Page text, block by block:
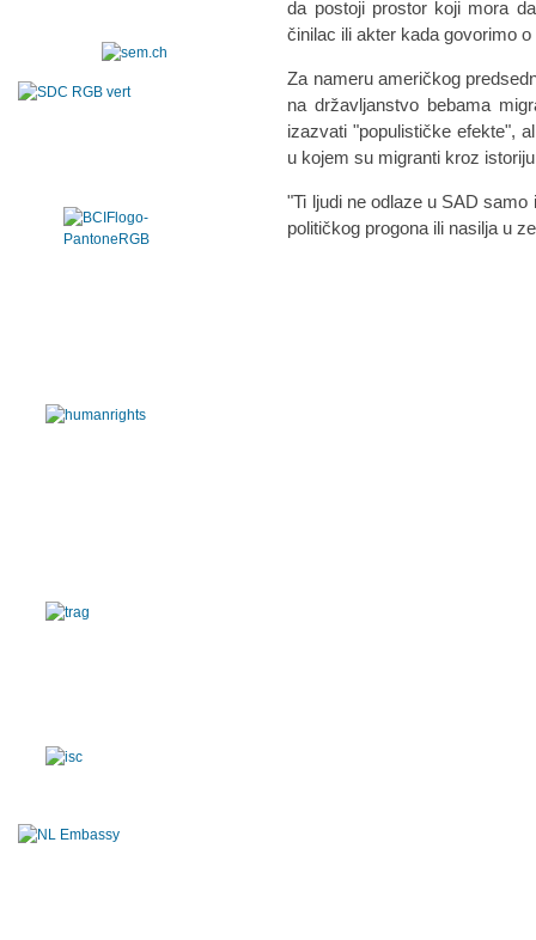
da postoji prostor koji mora
činilac ili akter kada govorimo
Za nameru američkog
na državljanstvo bebama
izazvati "populističke efekte",
u kojem su migranti kroz
"Ti ljudi ne odlaze u SAD
političkog progona ili nasilja u